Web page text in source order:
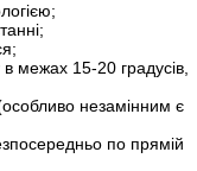
межах 15-20 градусів,
незамінним є
по прямій